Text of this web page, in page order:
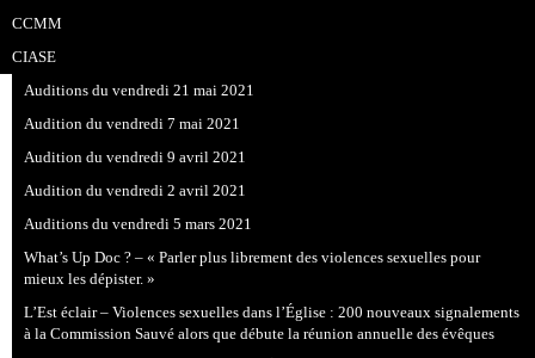
CCMM
CIASE
Auditions du vendredi 21 mai 2021
Audition du vendredi 7 mai 2021
Audition du vendredi 9 avril 2021
Audition du vendredi 2 avril 2021
Auditions du vendredi 5 mars 2021
What’s Up Doc ? – « Parler plus librement des violences sexuelles pour
mieux les dépister. »
L’Est éclair – Violences sexuelles dans l’Église : 200 nouveaux signalements
à la Commission Sauvé alors que débute la réunion annuelle des évêques